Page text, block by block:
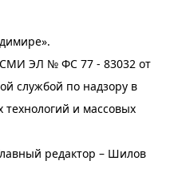
СМИ ЭЛ № ФС 77 - 83032 от
службой по надзору в
и массовых
редактор – Шилов